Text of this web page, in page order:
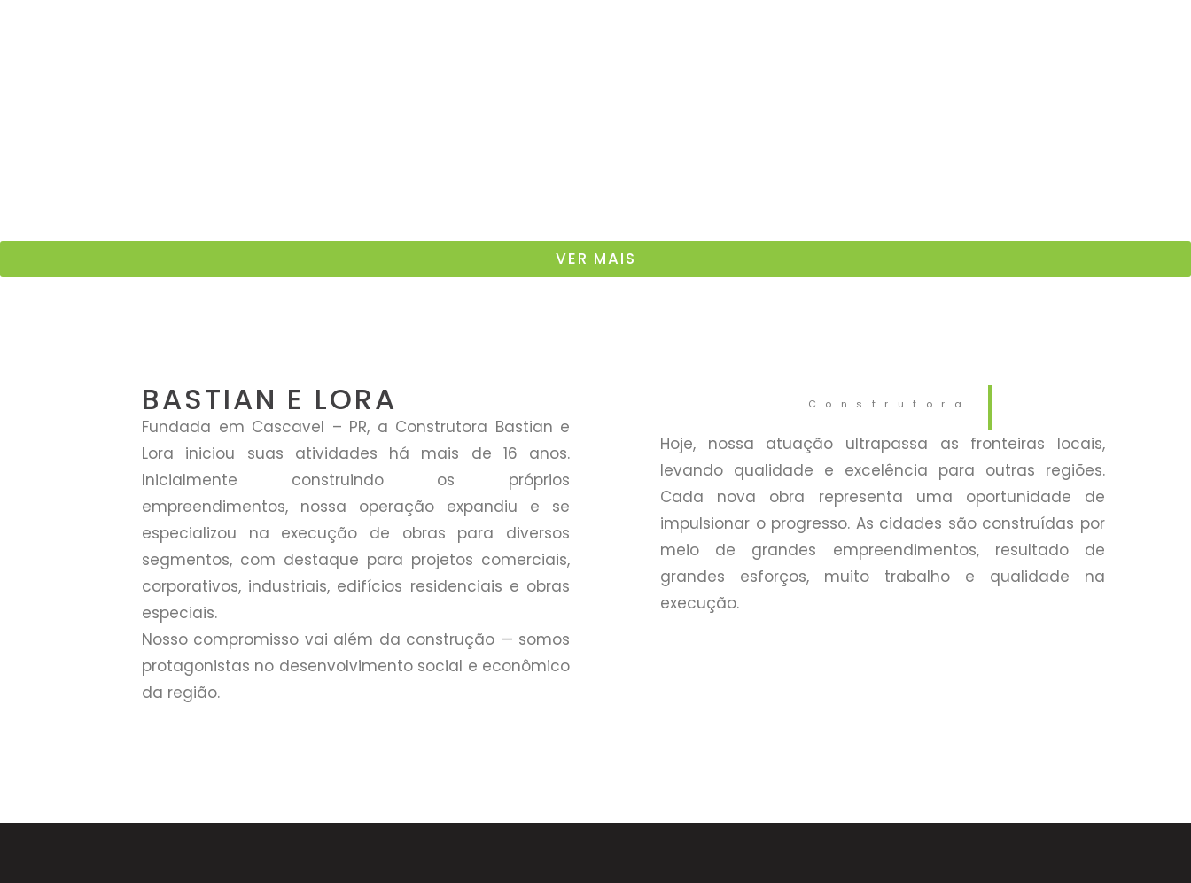
VER MAIS
BASTIAN E LORA
Fundada em Cascavel – PR, a Construtora Bastian e
Lora iniciou suas atividades há mais de 16 anos.
Inicialmente construindo os próprios
empreendimentos, nossa operação expandiu e se
especializou na execução de obras para diversos
segmentos, com destaque para projetos comerciais,
corporativos, industriais, edifícios residenciais e obras
especiais.
Nosso compromisso vai além da construção — somos
protagonistas no desenvolvimento social e econômico
da região.
Construtora
Hoje, nossa atuação ultrapassa as fronteiras locais,
levando qualidade e excelência para outras regiões.
Cada nova obra representa uma oportunidade de
impulsionar o progresso. As cidades são construídas por
meio de grandes empreendimentos, resultado de
grandes esforços, muito trabalho e qualidade na
execução.